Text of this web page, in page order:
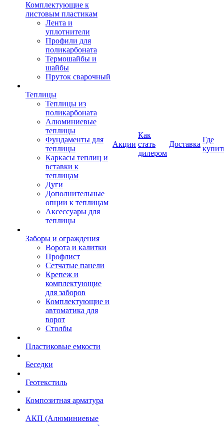
Комплектующие к
листовым пластикам
Лента и
уплотнители
Профили для
поликарбоната
Термошайбы и
шайбы
Пруток сварочный
Теплицы
Теплицы из
поликарбоната
Алюминиевые
теплицы
Фундаменты для
теплицы
Каркасы теплиц и
вставки к
теплицам
Дуги
Дополнительные
опции к теплицам
Аксессуары для
теплицы
Заборы и ограждения
Ворота и калитки
Профлист
Сетчатые панели
Крепеж и
комплектующие
для заборов
Комплектующие и
автоматика для
ворот
Столбы
Пластиковые емкости
Беседки
Геотекстиль
Композитная арматура
АКП (Алюминиевые
Акции
Как
стать
дилером
Доставка
Где